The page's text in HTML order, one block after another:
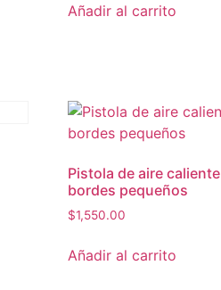
Añadir al carrito
Pistola de aire caliente
bordes pequeños
$1,550.00
Añadir al carrito